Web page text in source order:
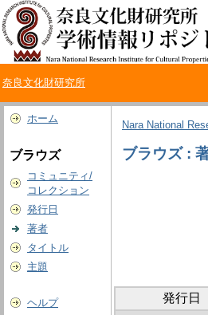
奈良文化財研究所
ホーム
ブラウズ
コミュニティ/
コレクション
発行日
著者
タイトル
主題
ヘルプ
Nara National
ブラウズ :
発行日